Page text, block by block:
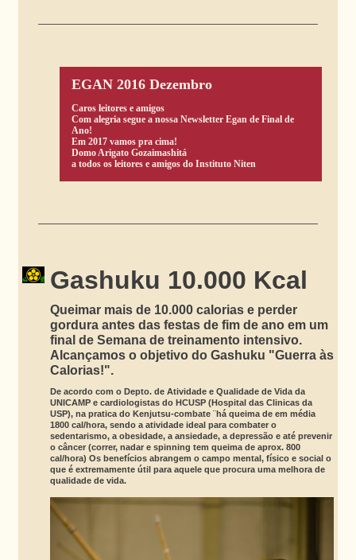
EGAN 2016 Dezembro
Caros leitores e amigos
Com alegria segue a nossa Newsletter Egan de Final de
Ano!
Em 2017 vamos pra cima!
Domo Arigato Gozaimashitá
a todos os leitores e amigos do Instituto Niten
Gashuku 10.000 Kcal
Queimar mais de 10.000 calorias e perder
gordura antes das festas de fim de ano em um
final de Semana de treinamento intensivo.
Alcançamos o objetivo do Gashuku "Guerra às
Calorias!".
De acordo com o Depto. de Atividade e Qualidade de Vida da
UNICAMP e cardiologistas do HCUSP (Hospital das Clinicas da
USP), na pratica do Kenjutsu-combate ¨há queima de em média
1800 cal/hora, sendo a atividade ideal para combater o
sedentarismo, a obesidade, a ansiedade, a depressão e até prevenir
o câncer (correr, nadar e spinning tem queima de aprox. 800
cal/hora) Os benefícios abrangem o campo mental, físico e social o
que é extremamente útil para aquele que procura uma melhora de
qualidade de vida.